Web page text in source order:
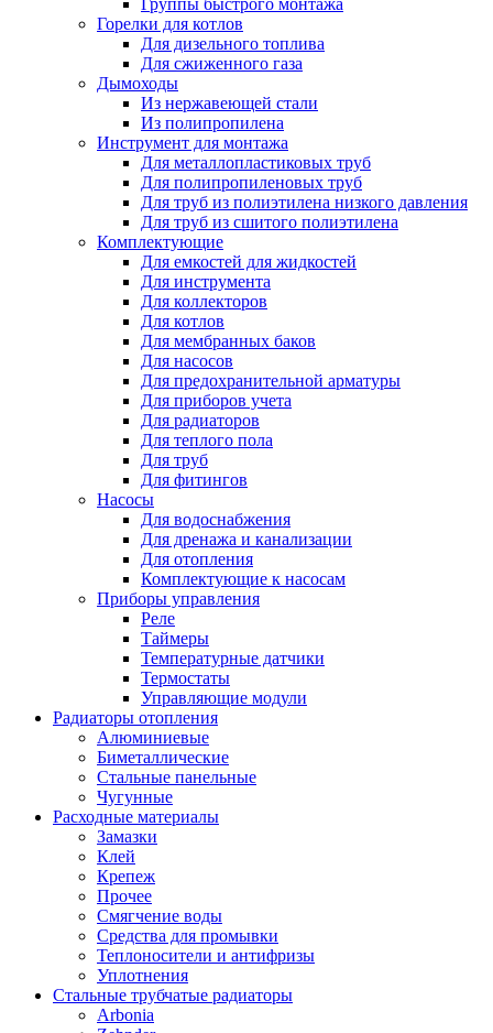
Группы быстрого монтажа
Горелки для котлов
Для дизельного топлива
Для сжиженного газа
Дымоходы
Из нержавеющей стали
Из полипропилена
Инструмент для монтажа
Для металлопластиковых труб
Для полипропиленовых труб
Для труб из полиэтилена низкого давления
Для труб из сшитого полиэтилена
Комплектующие
Для емкостей для жидкостей
Для инструмента
Для коллекторов
Для котлов
Для мембранных баков
Для насосов
Для предохранительной арматуры
Для приборов учета
Для радиаторов
Для теплого пола
Для труб
Для фитингов
Насосы
Для водоснабжения
Для дренажа и канализации
Для отопления
Комплектующие к насосам
Приборы управления
Реле
Таймеры
Температурные датчики
Термостаты
Управляющие модули
Радиаторы отопления
Алюминиевые
Биметаллические
Стальные панельные
Чугунные
Расходные материалы
Замазки
Клей
Крепеж
Прочее
Смягчение воды
Средства для промывки
Теплоносители и антифризы
Уплотнения
Стальные трубчатые радиаторы
Arbonia